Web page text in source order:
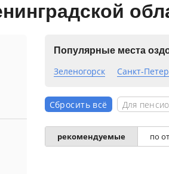
Популярные места
Зеленогорск Санкт-
Сбросить всё Для
рекомендуемые по